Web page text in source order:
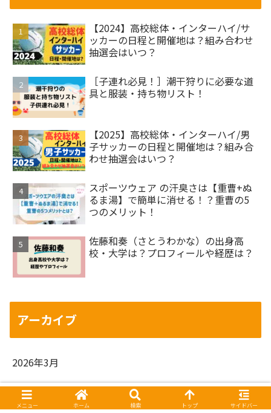
【2024】高校総体・インターハイ/サ
ッカーの日程と開催地は？組み合わせ
抽選会はいつ？
［子連れ必見！］潮干狩りに必要な道
具と服装・持ち物リスト！
【2025】高校総体・インターハイ/男
子サッカーの日程と開催地は？組み合
わせ抽選会はいつ？
スポーツウェア の汗臭さは【重曹+ぬ
るま湯】で簡単に消せる！？重曹の5
つのメリット！
佐藤和奏（さとうわかな）の出身高
校・大学は？プロフィールや経歴は？
アーカイブ
2026年3月
2025年5月
メニュー ホーム 検索 トップ サイドバー